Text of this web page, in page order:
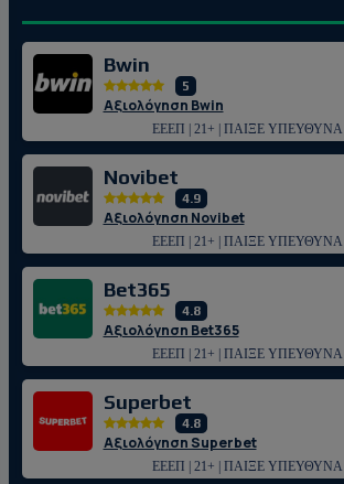
Bwin
5
Αξιολόγηση Bwin
ΕΕΕΠ | 21+ | ΠΑΙΞΕ ΥΠΕΥΘΥΝΑ
Novibet
4.9
Αξιολόγηση Novibet
ΕΕΕΠ | 21+ | ΠΑΙΞΕ ΥΠΕΥΘΥΝΑ
Bet365
4.8
Αξιολόγηση Bet365
ΕΕΕΠ | 21+ | ΠΑΙΞΕ ΥΠΕΥΘΥΝΑ
Superbet
4.8
Αξιολόγηση Superbet
ΕΕΕΠ | 21+ | ΠΑΙΞΕ ΥΠΕΥΘΥΝΑ